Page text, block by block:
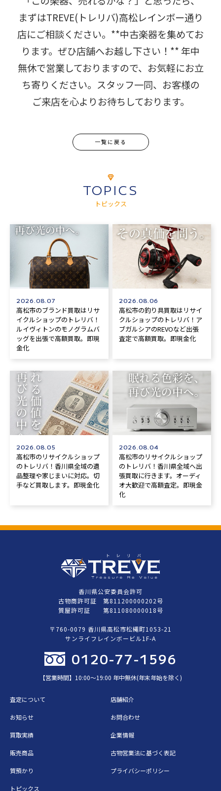
まずはTREVE(トレリバ)高松レインボー通り
店にご相談ください。**中古楽器を集めてお
ります。ぜひ店舗へお越し下さい！** 年中
無休で営業しておりますので、お気軽にお立
ち寄りください。スタッフ一同、お客様の
ご来店を心よりお待ちしております。
一覧に戻る
TOPICS
トピックス
2026.08.07
高松市のブランド買取はリサ
イクルショップのトレリバ！
ルイヴィトンのモノグラムバ
ッグを出張で高額買取。即現
金化
2026.08.06
高松市の釣り具買取はリサイ
クルショップのトレリバ！ア
ブガルシアのREVOなど出張
査定で高額買取。即現金化
2026.08.05
高松市のリサイクルショップ
のトレリバ！香川県全域の遺
品整理や家じまいに対応。切
手など買取します。即現金化
2026.08.04
高松市のリサイクルショップ
のトレリバ！香川県全域へ出
張買取に行きます。オーディ
オ大歓迎で高額査定。即現金
化
香川県公安委員会許可
古物商許可証 第811200000202号
質屋許可証 第811080000018号
〒760-0079 香川県高松市松縄町1053-21
サンライフレインボービル1F-A
0120-77-1596
【営業時間】10:00〜19:00 年中無休(年末年始を除く)
査定について 店舗紹介
お知らせ お問合わせ
買取実績 企業情報
販売商品 古物営業法に基づく表記
質預かり プライバシーポリシー
トピックス